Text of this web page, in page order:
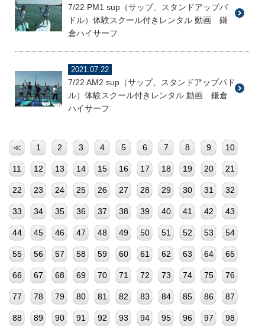
7/22 PM1 sup（サップ、スタンドアップパ
ドル）体験スクール付きレンタル 動画 鎌
倉ハイサーフ
2021.07.22
7/22 AM2 sup（サップ、スタンドアップパド
ル）体験スクール付きレンタル 動画 鎌倉
ハイサーフ
≪ 1 2 3 4 5 6 7 8 9 10
11 12 13 14 15 16 17 18 19 20 21
22 23 24 25 26 27 28 29 30 31 32
33 34 35 36 37 38 39 40 41 42 43
44 45 46 47 48 49 50 51 52 53 54
55 56 57 58 59 60 61 62 63 64 65
66 67 68 69 70 71 72 73 74 75 76
77 78 79 80 81 82 83 84 85 86 87
88 89 90 91 92 93 94 95 96 97 98